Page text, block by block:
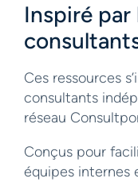
Inspiré par
Ces ressources
consultants
réseau
Conçus pour
équipes internes